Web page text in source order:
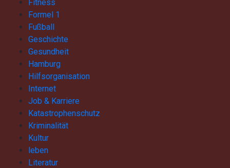
Fitness
Formel 1
Fußball
Geschichte
Gesundheit
Hamburg
Hilfsorganisation
Internet
Job & Karriere
Katastrophenschutz
Kriminalität
Kultur
leben
Literatur